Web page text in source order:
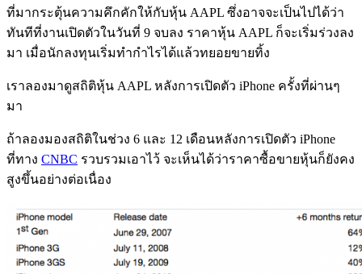
ที่มากระตุ้นความคึกคักให้กับหุ้น AAPL ซึ่งอาจจะเป็นไปได้ว่า
ทันทีที่งานเปิดตัวในวันที่ 9 จบลง ราคาหุ้น AAPL ก็จะเริ่มร่วงลง
มา เมื่อนักลงทุนเริ่มทำกำไรได้แล้วทยอยขายทิ้ง
เราลองมาดูสถิติหุ้น AAPL หลังการเปิดตัว iPhone ครั้งที่ผ่านๆ
มา
ถ้าลองมองสถิติในช่วง 6 และ 12 เดือนหลังการเปิดตัว iPhone
ที่ทาง CNBC รวบรวมเอาไว้ จะเห็นได้ว่าราคาซื้อขายหุ้นก็ยังคง
สูงขึ้นอย่างต่อเนื่อง